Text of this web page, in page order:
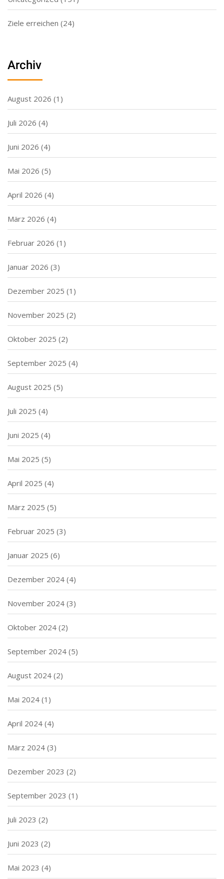
Ziele erreichen (24)
Archiv
August 2026 (1)
Juli 2026 (4)
Juni 2026 (4)
Mai 2026 (5)
April 2026 (4)
März 2026 (4)
Februar 2026 (1)
Januar 2026 (3)
Dezember 2025 (1)
November 2025 (2)
Oktober 2025 (2)
September 2025 (4)
August 2025 (5)
Juli 2025 (4)
Juni 2025 (4)
Mai 2025 (5)
April 2025 (4)
März 2025 (5)
Februar 2025 (3)
Januar 2025 (6)
Dezember 2024 (4)
November 2024 (3)
Oktober 2024 (2)
September 2024 (5)
August 2024 (2)
Mai 2024 (1)
April 2024 (4)
März 2024 (3)
Dezember 2023 (2)
September 2023 (1)
Juli 2023 (2)
Juni 2023 (2)
Mai 2023 (4)